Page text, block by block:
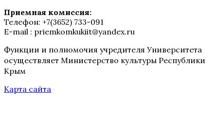
Приемная комиссия:
Телефон: +7(3652) 733-091
E-mail : priemkomkukiit@yandex.ru
Функции и полномочия учредителя Университета
осуществляет Министерство культуры Республики
Крым
Карта сайта